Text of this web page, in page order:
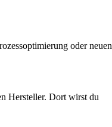
oder neuen
Hersteller. Dort wirst du